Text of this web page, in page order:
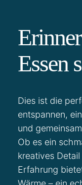
Essen
Dies ist die
entspannen,
und
Ob es ein
kreatives
Erfahrung